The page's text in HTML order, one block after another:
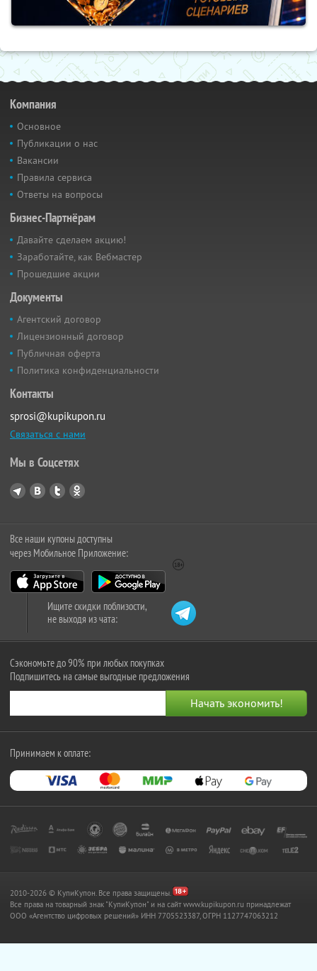
Компания
Основное
Публикации о нас
Вакансии
Правила сервиса
Ответы на вопросы
Бизнес-Партнёрам
Давайте сделаем акцию!
Заработайте, как Вебмастер
Прошедшие акции
Документы
Агентский договор
Лицензионный договор
Публичная оферта
Политика конфиденциальности
Контакты
sprosi@kupikupon.ru
Связаться с нами
Мы в Соцсетях
Все наши купоны доступны
через Мобильное Приложение:
Ищите скидки поблизости,
не выходя из чата:
Сэкономьте до 90% при любых покупках
Подпишитесь на самые выгодные предложения
Принимаем к оплате:
2010-2026 © КупиКупон. Все права защищены.
Все права на товарный знак "КупиКупон" и на сайт www.kupikupon.ru принадлежат
OOO «Агентство цифровых решений» ИНН 7705523387, ОГРН 1127747063212